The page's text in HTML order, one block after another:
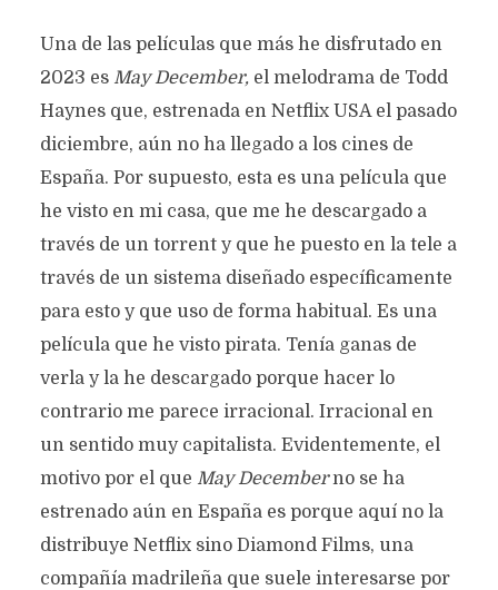
Una de las películas que más he disfrutado en
2023 es May December,el melodrama de Todd
Haynes que, estrenada en Netflix USA el pasado
diciembre, aún no ha llegado a los cines de
España. Por supuesto, esta es una película que
he visto en mi casa, que me he descargado a
través de un torrent y que he puesto en la tele a
través de un sistema diseñado específicamente
para esto y que uso de forma habitual. Es una
película que he visto pirata. Tenía ganas de
verla y la he descargado porque hacer lo
contrario me parece irracional. Irracional en
un sentido muy capitalista. Evidentemente, el
motivo por el que May Decemberno se ha
estrenado aún en España es porque aquí no la
distribuye Netflix sino Diamond Films, una
compañía madrileña que suele interesarse por